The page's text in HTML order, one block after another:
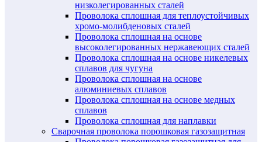
низколегированных сталей
Проволока сплошная для теплоустойчивых
хромо-молибденовых сталей
Проволока сплошная на основе
высоколегированных нержавеющих сталей
Проволока сплошная на основе никелевых
сплавов для чугуна
Проволока сплошная на основе
алюминиевых сплавов
Проволока сплошная на основе медных
сплавов
Проволока сплошная для наплавки
Сварочная проволока порошковая газозащитная